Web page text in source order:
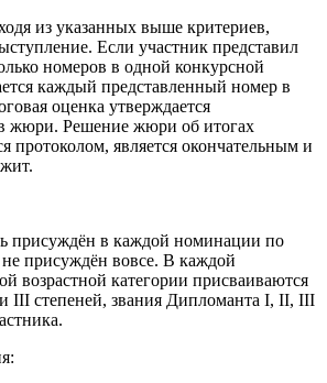
из указанных выше критериев,
Если участник представил
номеров в одной конкурсной
каждый представленный номер в
оценка утверждается
жюри. Решение жюри об итогах
протоколом, является окончательным и
присуждён в каждой номинации по
присуждён вовсе. В каждой
возрастной категории присваиваются
III степеней, звания Дипломанта I, II, III